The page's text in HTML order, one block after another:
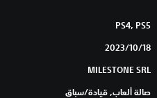
PS4, PS5
18‏/10‏/2023
MILESTONE SRL
صالة ألعاب, قيادة/سباق